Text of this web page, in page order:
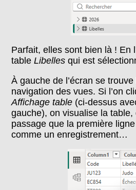
Parfait, elles sont bien là ! En
tableLibelles qui est
À gauche de l’écran se
navigation des vues. Si l’on
Affichage table (ci-dessus
gauche), on visualise la table,
passage que la première
comme un enregistrement…